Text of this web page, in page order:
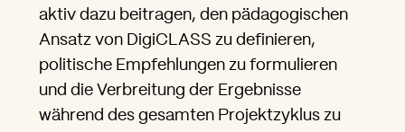
aktiv dazu beitragen, den pädagogischen
Ansatz von DigiCLASS zu definieren,
politische Empfehlungen zu formulieren
und die Verbreitung der Ergebnisse
während des gesamten Projektzyklus zu